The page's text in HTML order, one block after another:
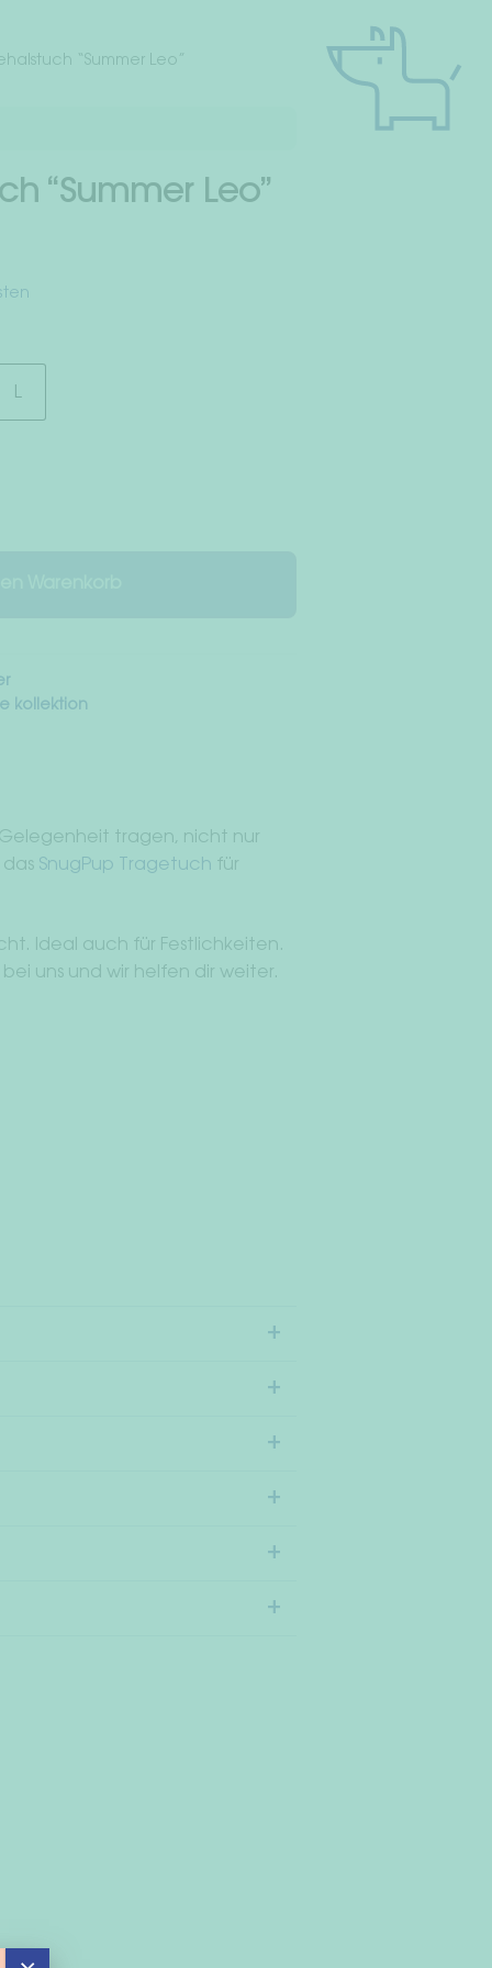
“Summer Leo”
“Summer Leo”
L
kollektion
Gelegenheit tragen, nicht nur
SnugPup Tragetuch für
Ideal auch für Festlichkeiten.
uns und wir helfen dir weiter.